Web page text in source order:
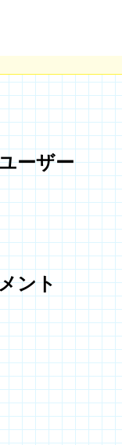
ーザー
ント